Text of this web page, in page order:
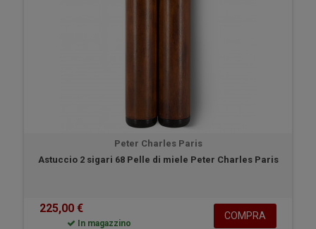
Peter Charles Paris
Astuccio 2 sigari 68 Pelle di miele Peter Charles Paris
225,00 €
In magazzino
COMPRA